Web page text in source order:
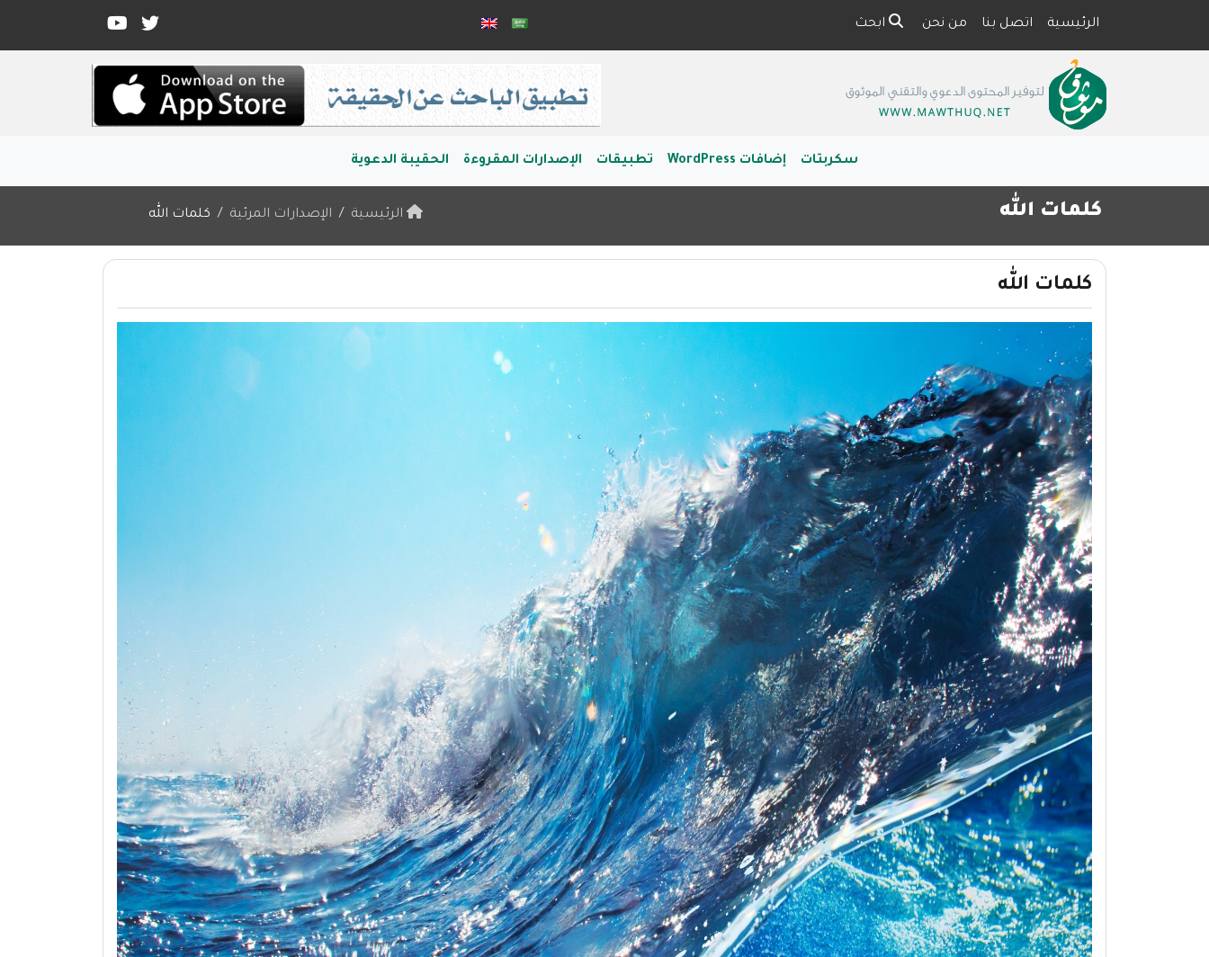
الرئيسية اتصل بنا من نحن ابحث
سكربتات إضافات WordPress تطبيقات الإصدارات المقروءة الحقيبة الدعوية
كلمات الله الرئيسية الإصدارات المرئية كلمات الله
كلمات الله